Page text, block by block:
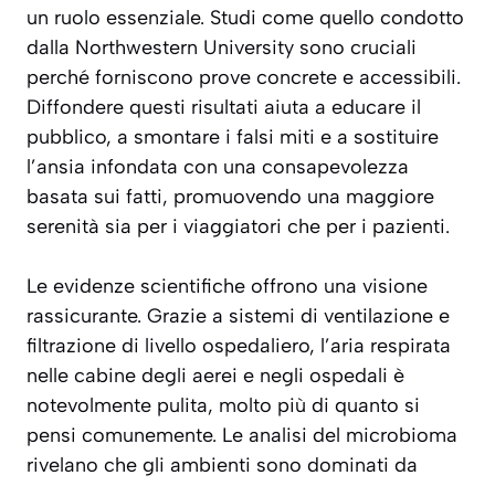
un ruolo essenziale. Studi come quello condotto
dalla Northwestern University sono cruciali
perché forniscono prove concrete e accessibili.
Diffondere questi risultati aiuta a educare il
pubblico, a smontare i falsi miti e a sostituire
l’ansia infondata con una consapevolezza
basata sui fatti, promuovendo una maggiore
serenità sia per i viaggiatori che per i pazienti.
Le evidenze scientifiche offrono una visione
rassicurante. Grazie a sistemi di ventilazione e
filtrazione di livello ospedaliero, l’aria respirata
nelle cabine degli aerei e negli ospedali è
notevolmente pulita, molto più di quanto si
pensi comunemente. Le analisi del microbioma
rivelano che gli ambienti sono dominati da